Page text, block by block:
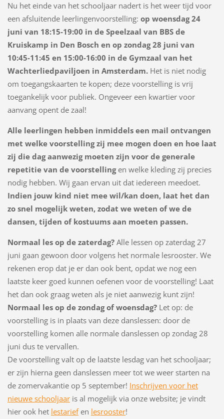
Nu het einde van het schooljaar nadert is het weer tijd voor
een afsluitende leerlingenvoorstelling: op woensdag 24
juni van 18:15-19:00 in de Speelzaal van BBS de
Kruiskamp in Den Bosch en op zondag 28 juni van
10:45-11:45 en 15:00-16:00 in de Gymzaal van het
Wachterliedpaviljoen in Amsterdam. Het is niet nodig
om toegangskaarten te kopen; deze voorstelling is vrij
toegankelijk voor publiek. Ongeveer een kwartier voor
aanvang opent de zaal!
Alle leerlingen hebben inmiddels een mail ontvangen
met welke voorstelling zij mee mogen doen en hoe laat
zij die dag aanwezig moeten zijn voor de generale
repetitie van de voorstellingen welke kleding zij precies
nodig hebben. Wij gaan ervan uit dat iedereen meedoet.
Indien jouw kind niet mee wil/kan doen, laat het dan
zo snel mogelijk weten, zodat we weten of we de
dansen, tijden of kostuums aan moeten passen.
Normaal les op de zaterdag? Alle lessen op zaterdag 27
juni gaan gewoon door volgens het normale lesrooster. We
rekenen erop dat je er dan ook bent, opdat we nog een
laatste keer goed kunnen oefenen voor de voorstelling! Laat
het dan ook graag weten als je niet aanwezig kunt zijn!
Normaal les op de zondag of woensdag? Let op: de
voorstelling is in plaats van deze danslessen: door de
voorstelling komen alle normale danslessen op zondag 28
juni dus te vervallen.
De voorstelling valt op de laatste lesdag van het schooljaar;
er zijn hierna geen danslessen meer tot we weer starten na
de zomervakantie op 5 september! Inschrijven voor het
nieuwe schooljaaris al mogelijk via onze website; je vindt
hier ook het lestariefen lesrooster!